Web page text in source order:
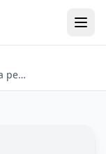
ZARANA - Lara Garcia Corrales - Fotografía personalizada a domicilio y en exteriores en Madrid